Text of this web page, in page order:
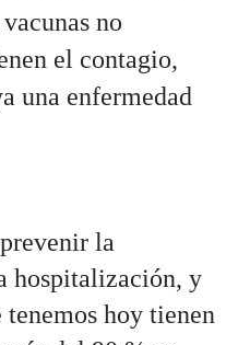
no
el contagio,
una enfermedad
la
hospitalización, y
tenemos hoy tienen